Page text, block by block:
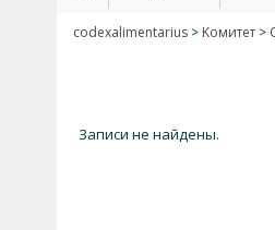
codexalimentarius > Kомитет >
Записи не найдены.